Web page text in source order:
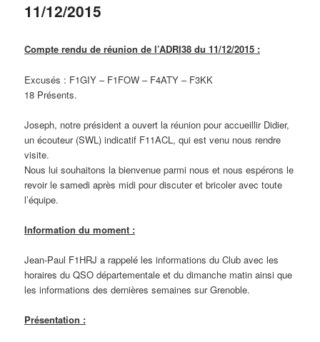
11/12/2015
Compte rendu de réunion de l’ADRI38 du 11/12/2015 :
Excusés : F1GIY – F1FOW – F4ATY – F3KK
18 Présents.
Joseph, notre président a ouvert la réunion pour accueillir Didier,
un écouteur (SWL) indicatif F11ACL, qui est venu nous rendre
visite.
Nous lui souhaitons la bienvenue parmi nous et nous espérons le
revoir le samedi après midi pour discuter et bricoler avec toute
l’équipe.
Information du moment :
Jean-Paul F1HRJ a rappelé les informations du Club avec les
horaires du QSO départementale et du dimanche matin ainsi que
les informations des dernières semaines sur Grenoble.
Présentation :